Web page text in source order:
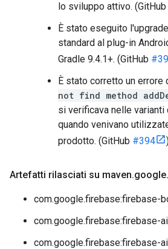
lo sviluppo attivo. (GitHub
È stato eseguito
standard al plug-in
Gradle 9.4.1+. (GitHub
È stato corretto un errore
not find method
si verificava nelle varianti
quando venivano
prodotto. (GitHub #394
Artefatti rilasciati su maven.google.
com.google.firebase:firebase-
com.google.firebase:firebase-
com.google.firebase:firebase-